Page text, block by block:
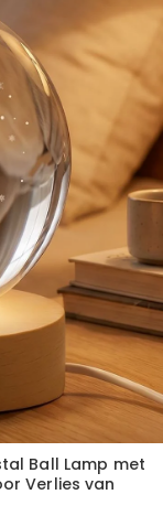
Ball Lamp met
Verlies van